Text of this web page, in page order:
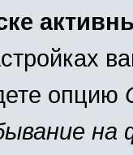
опцию
на